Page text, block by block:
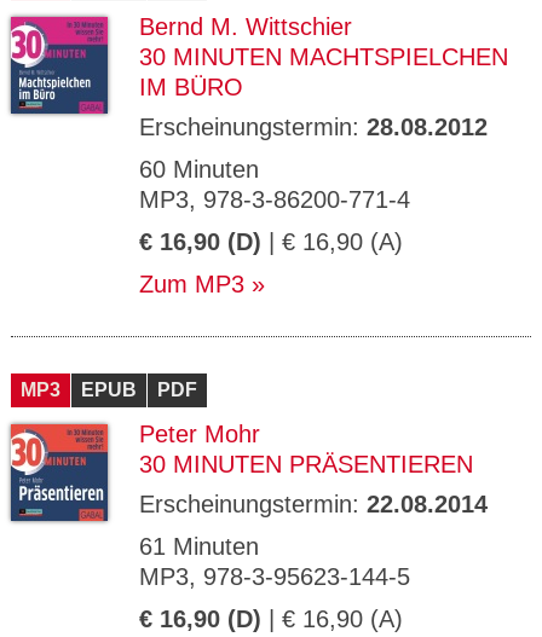
Bernd M. Wittschier
30 MINUTEN MACHTSPIELCHEN
IM BÜRO
Erscheinungstermin: 28.08.2012
60 Minuten
MP3, 978-3-86200-771-4
€ 16,90 (D) | € 16,90 (A)
Zum MP3
MP3 EPUB PDF
Peter Mohr
30 MINUTEN PRÄSENTIEREN
Erscheinungstermin: 22.08.2014
61 Minuten
MP3, 978-3-95623-144-5
€ 16,90 (D) | € 16,90 (A)